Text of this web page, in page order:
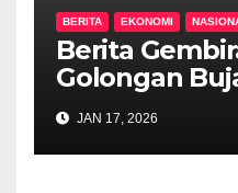
BERITA EKONOMI
Berita
Golongan
SARA Mula
Ini!JAN 17, 2026